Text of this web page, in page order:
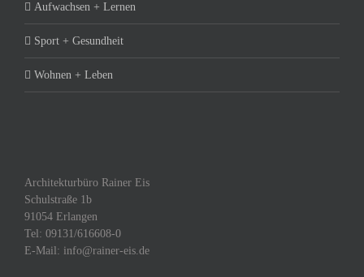
Aufwachsen + Lernen
Sport + Gesundheit
Wohnen + Leben
Architekturbüro Rainer Eis
Schulstraße 1b
91054 Erlangen
Tel: 09131/616608-0
E-Mail: info@rainer-eis.de